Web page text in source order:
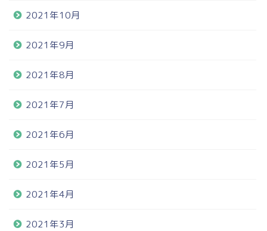
2021年10月
2021年9月
2021年8月
2021年7月
2021年6月
2021年5月
2021年4月
2021年3月